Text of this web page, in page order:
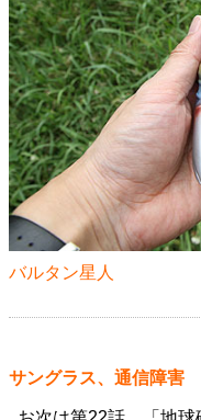
バルタン星人
サングラス、通信障害